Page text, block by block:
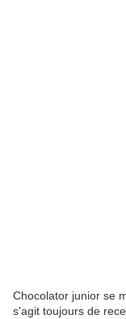
Chocolator junior se
s'agit toujours de